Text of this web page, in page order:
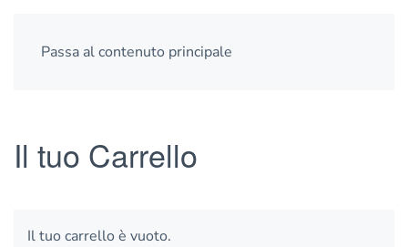
Passa al contenuto principale
Il tuo Carrello
Il tuo carrello è vuoto.